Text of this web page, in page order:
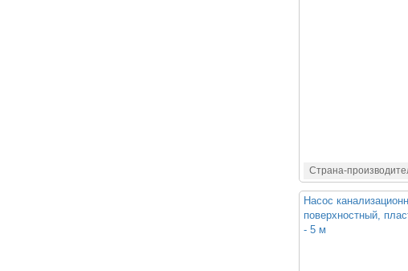
Страна-
Насос
поверхностный,
- 5 м